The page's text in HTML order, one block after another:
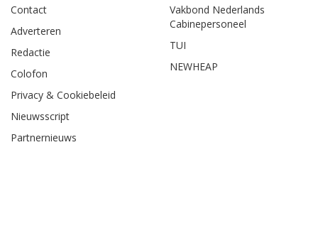
Contact
Adverteren
Redactie
Colofon
Privacy & Cookiebeleid
Nieuwsscript
Partnernieuws
Vakbond Nederlands
Cabinepersoneel
TUI
NEWHEAP